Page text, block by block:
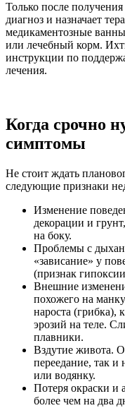
Только после получения
диагноз и назначает
медикаментозные
или лечебный корм.
инструкции по
лечения.
Когда срочно
симптомы
Не стоит ждать
следующие признаки
Изменение
декорации и
на боку.
Проблемы с
«зависание» у
(признак
Внешние
похожего на
нароста (грибка),
эрозий на теле.
плавники.
Вздутие живота.
переедание, так и
или водянку.
Потеря окраски и
более чем на два